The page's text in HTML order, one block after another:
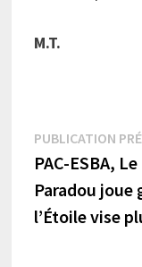
M.T.
de
l’article
PUBLICATION
PAC-ESBA, Le
Paradou joue
l’Étoile vise